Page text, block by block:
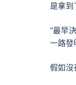
是拿到
“最早
一路發
假如沒